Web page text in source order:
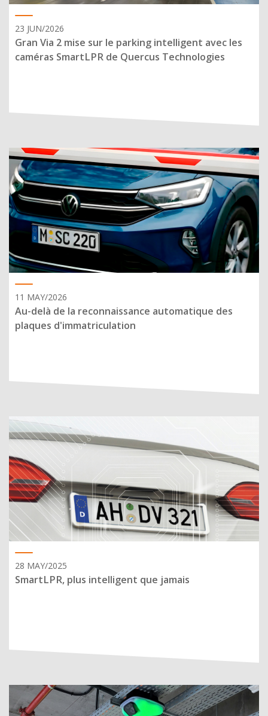
23 JUN/2026
Gran Via 2 mise sur le parking intelligent avec les
caméras SmartLPR de Quercus Technologies
11 MAY/2026
Au-delà de la reconnaissance automatique des
plaques d'immatriculation
28 MAY/2025
SmartLPR, plus intelligent que jamais